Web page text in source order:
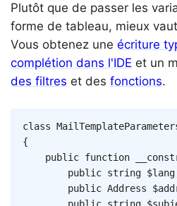
Plutôt que de passer les
forme de tableau, mieux
Vous obtenez une écriture
complétion dans l'IDE et un
des filtres et des fonctions.
class
{
public function
public string $lang
public Address